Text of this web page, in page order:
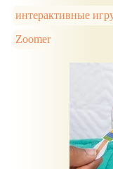
интерактивные
Zoomer